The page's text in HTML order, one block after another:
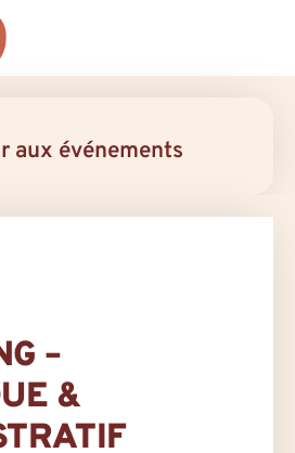
aux événements
–
&